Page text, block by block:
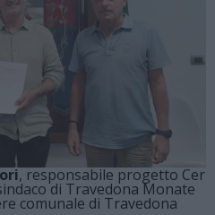
, responsabile progetto Cer
di Travedona Monate
comunale di Travedona